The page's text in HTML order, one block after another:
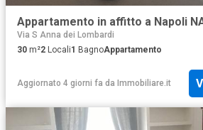
Appartamento in affitto a Napoli
Via S Anna dei Lombardi
30 m²2 Locali1 BagnoAppartamento
Aggiornato 4 giorni fa da Immobiliare.it